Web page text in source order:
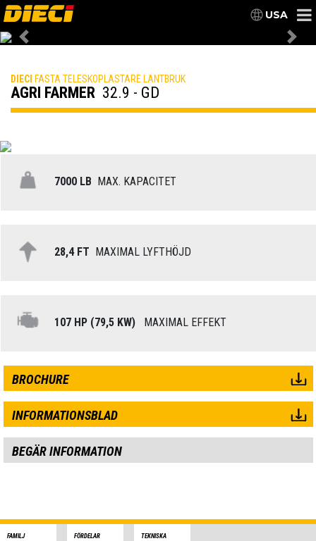
USA
Previous
DIECI FASTA TELESKOPLASTARE LANTBRUK
AGRI FARMER 32.9 - GD
7000 LB MAX. KAPACITET
28,4 FT MAXIMAL LYFTHÖJD
107 HP (79,5 KW) MAXIMAL EFFEKT
BROCHURE
INFORMATIONSBLAD
BEGÄR INFORMATION
FAMILJ FÖRDELAR
TEKNISKA